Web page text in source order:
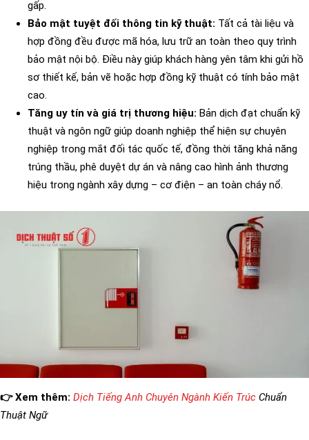
gấp.
Bảo mật tuyệt đối thông tin kỹ thuật: Tất cả tài liệu và
hợp đồng đều được mã hóa, lưu trữ an toàn theo quy trình
bảo mật nội bộ. Điều này giúp khách hàng yên tâm khi gửi hồ
sơ thiết kế, bản vẽ hoặc hợp đồng kỹ thuật có tính bảo mật
cao.
Tăng uy tín và giá trị thương hiệu: Bản dịch đạt chuẩn kỹ
thuật và ngôn ngữ giúp doanh nghiệp thể hiện sự chuyên
nghiệp trong mắt đối tác quốc tế, đồng thời tăng khả năng
trúng thầu, phê duyệt dự án và nâng cao hình ảnh thương
hiệu trong ngành xây dựng – cơ điện – an toàn cháy nổ.
👉 Xem thêm: Dịch Tiếng Anh Chuyên Ngành Kiến Trúc Chuẩn
Thuật Ngữ